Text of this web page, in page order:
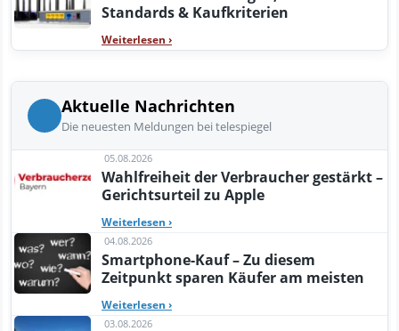
Standards & Kaufkriterien
Weiterlesen ›
Aktuelle Nachrichten
Die neuesten Meldungen bei telespiegel
05.08.2026
Wahlfreiheit der Verbraucher gestärkt –
Gerichtsurteil zu Apple
Weiterlesen ›
04.08.2026
Smartphone-Kauf – Zu diesem
Zeitpunkt sparen Käufer am meisten
Weiterlesen ›
03.08.2026